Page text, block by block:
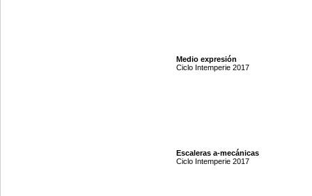
Medio expresión
Ciclo Intemperie 2017
Escaleras a-mecánicas
Ciclo Intemperie 2017